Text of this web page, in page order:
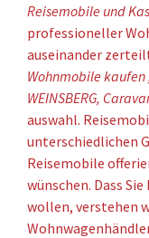
Reisemobile und
professioneller
auseinander
Wohnmobile
WEINSBERG,
auswahl.
unterschiedlichen
Reisemobile
wünschen. Dass
wollen, verstehen